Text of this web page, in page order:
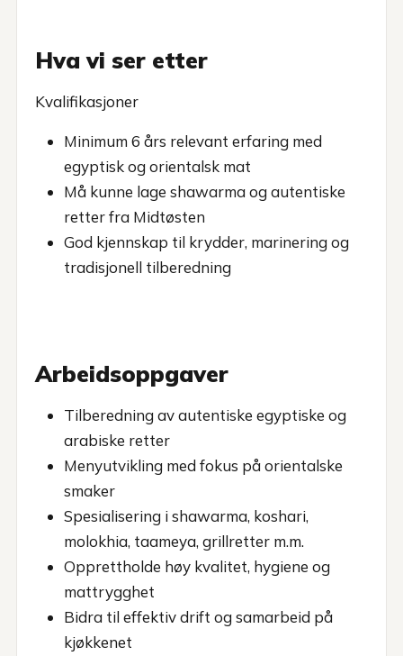
Hva vi ser etter
Kvalifikasjoner
Minimum 6 års relevant erfaring med
egyptisk og orientalsk mat
Må kunne lage shawarma og autentiske
retter fra Midtøsten
God kjennskap til krydder, marinering og
tradisjonell tilberedning
Arbeidsoppgaver
Tilberedning av autentiske egyptiske og
arabiske retter
Menyutvikling med fokus på orientalske
smaker
Spesialisering i shawarma, koshari,
molokhia, taameya, grillretter m.m.
Opprettholde høy kvalitet, hygiene og
mattrygghet
Bidra til effektiv drift og samarbeid på
kjøkkenet